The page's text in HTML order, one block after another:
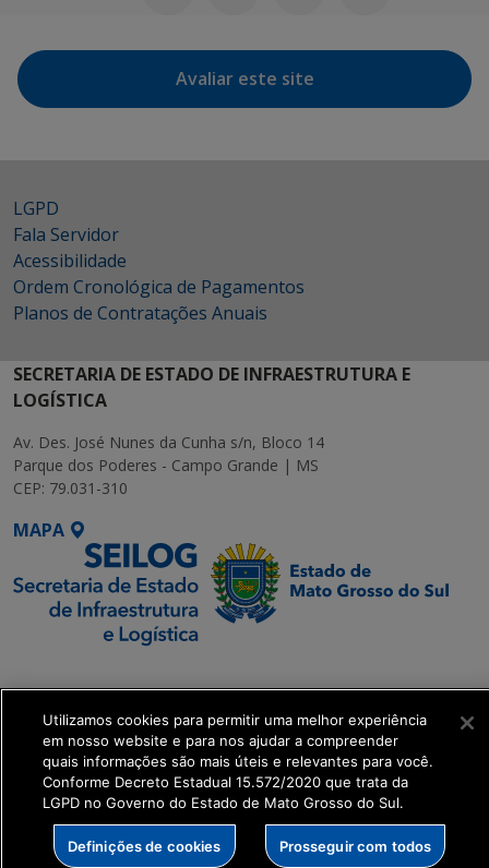
Avaliar este site
LGPD
Fala Servidor
Acessibilidade
Ordem Cronológica de Pagamentos
Planos de Contratações Anuais
SECRETARIA DE ESTADO DE INFRAESTRUTURA E
LOGÍSTICA
Av. Des. José Nunes da Cunha s/n, Bloco 14
Parque dos Poderes - Campo Grande | MS
CEP: 79.031-310
MAPA
Executiva de
Transformação Digital
get_footer();
Utilizamos cookies para permitir uma melhor experiência
em nosso website e para nos ajudar a compreender
quais informações são mais úteis e relevantes para você.
Conforme Decreto Estadual 15.572/2020 que trata da
LGPD no Governo do Estado de Mato Grosso do Sul.
Definições de cookies Prosseguir com todos